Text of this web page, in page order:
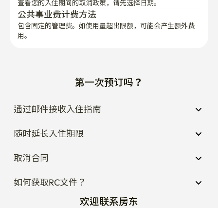
查看您的入住期间的取消政策，请先选择日期。
公共事业费计费方法
包含固定的管理费。如使用量超出限额，可能会产生额外费
用。
第一次预订吗？
通过邮件接收入住指南
随时延长入住期限
取消合同
如何获取RC文件？
欢迎联系房东